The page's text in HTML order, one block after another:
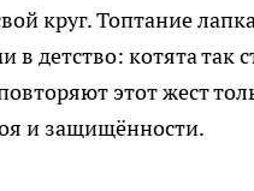
круг. Топтание
в детство: котята так
этот жест
и защищённости.